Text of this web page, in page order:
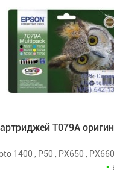
T079A
1400 , P50 , PX650 ,